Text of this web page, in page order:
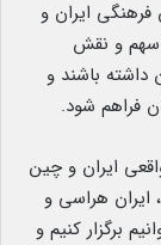
فرهنگی ایران و
سهم و نقش
داشته باشند و
فراهم شود.
ایران و چین
ایران هراسی و
برگزار کنیم و